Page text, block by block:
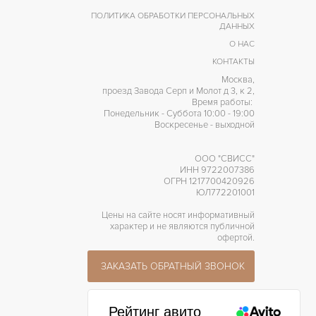
ПОЛИТИКА ОБРАБОТКИ ПЕРСОНАЛЬНЫХ
ДАННЫХ
О НАС
КОНТАКТЫ
Москва,
проезд Завода Серп и Молот д 3, к 2,
Время работы:
Понедельник - Суббота 10:00 - 19:00
Воскресенье - выходной
ООО "СВИСС"
ИНН 9722007386
ОГРН 1217700420926
ЮЛ772201001
Цены на сайте носят информативный
характер и не являются публичной
офертой.
ЗАКАЗАТЬ ОБРАТНЫЙ ЗВОНОК
Рейтинг авито